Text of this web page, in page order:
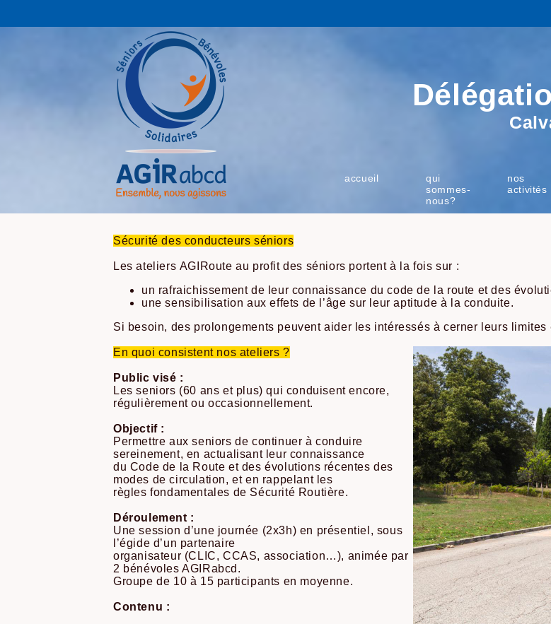
accueil
qui
sommes-
nous?
nos
activités
Sécurité des conducteurs séniors
Les ateliers AGIRoute au profit des séniors portent à la fois sur :
un rafraichissement de leur connaissance du code de la route et des
une sensibilisation aux effets de l’âge sur leur aptitude à la conduite.
Si besoin, des prolongements peuvent aider les intéressés à cerner leurs limites
En quoi consistent nos ateliers ?
Public visé :
Les seniors (60 ans et plus) qui conduisent encore,
régulièrement ou occasionnellement.
Objectif :
Permettre aux seniors de continuer à conduire
sereinement, en actualisant leur connaissance
du Code de la Route et des évolutions récentes des
modes de circulation, et en rappelant les
règles fondamentales de Sécurité Routière.
Déroulement :
Une session d’une journée (2x3h) en présentiel, sous
l’égide d’un partenaire
organisateur (CLIC, CCAS, association…), animée par
2 bénévoles AGIRabcd.
Groupe de 10 à 15 participants en moyenne.
Contenu :